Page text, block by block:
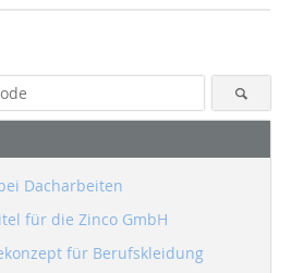
Dacharbeiten
für die Zinco GmbH
für Berufskleidung